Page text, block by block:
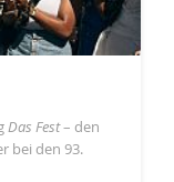
Das Fest– den
bei den 93.